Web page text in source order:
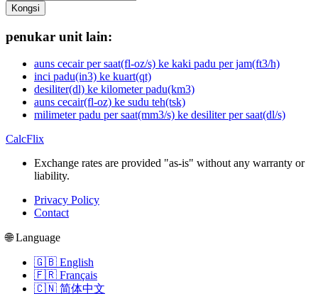
Kongsi
penukar unit lain:
auns cecair per saat(fl-oz/s) ke kaki padu per jam(ft3/h)
inci padu(in3) ke kuart(qt)
desiliter(dl) ke kilometer padu(km3)
auns cecair(fl-oz) ke sudu teh(tsk)
milimeter padu per saat(mm3/s) ke desiliter per saat(dl/s)
CalcFlix
Exchange rates are provided "as-is" without any warranty or
liability.
Privacy Policy
Contact
🌐 Language
🇬🇧 English
🇫🇷 Français
🇨🇳 简体中文